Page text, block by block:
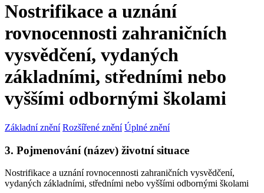
Nostrifikace a uznání
rovnocennosti zahraničních
vysvědčení, vydaných
základními, středními nebo
vyššími odbornými školami
Základní znění Rozšířené znění Úplné znění
3. Pojmenování (název) životní situace
Nostrifikace a uznání rovnocennosti zahraničních vysvědčení,
vydaných základními, středními nebo vyššími odbornými školami